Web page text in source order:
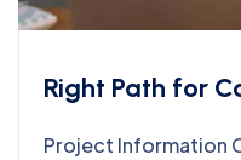
Right Path for
Project Information